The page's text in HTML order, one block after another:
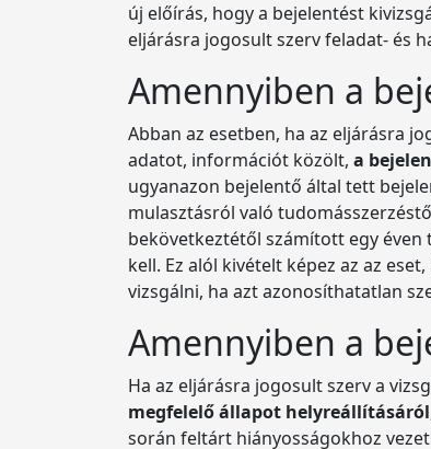
új előírás, hogy a bejelentést
eljárásra jogosult szerv feladat- és
Amennyiben a
Abban az esetben, ha az eljárásra
adatot, információt közölt, a
ugyanazon bejelentő által tett
mulasztásról való
bekövetkeztétől számított egy
kell. Ez alól kivételt képez az az
vizsgálni, ha azt azonosíthatatlan
Amennyiben a
Ha az eljárásra jogosult szerv a
megfelelő állapot helyreállításáról
során feltárt hiányosságokhoz